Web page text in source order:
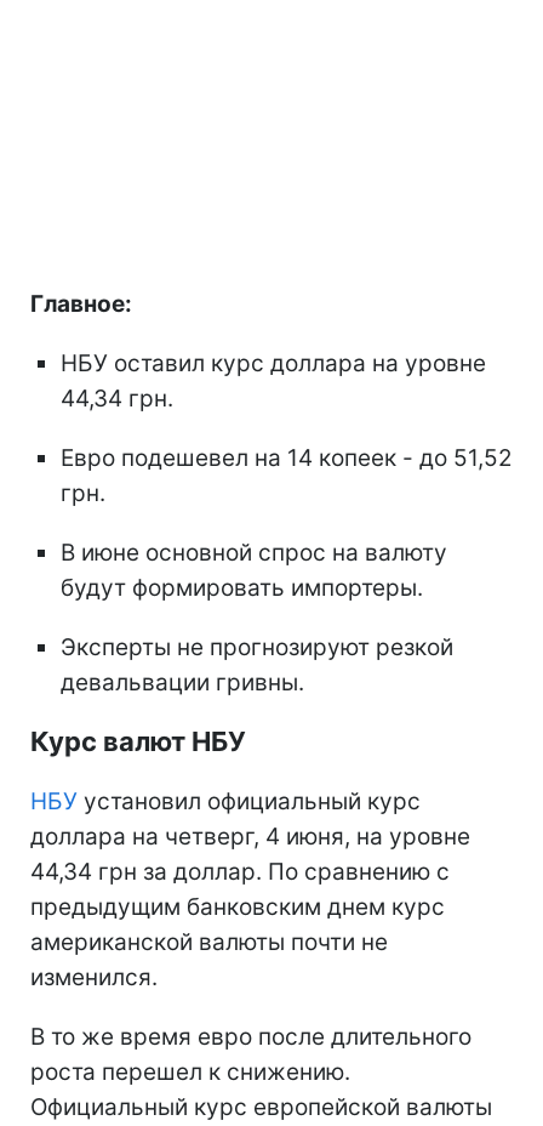
Главное:
НБУ оставил курс доллара на уровне
44,34 грн.
Евро подешевел на 14 копеек - до 51,52
грн.
В июне основной спрос на валюту
будут формировать импортеры.
Эксперты не прогнозируют резкой
девальвации гривны.
Курс валют НБУ
НБУ установил официальный курс
доллара на четверг, 4 июня, на уровне
44,34 грн за доллар. По сравнению с
предыдущим банковским днем курс
американской валюты почти не
изменился.
В то же время евро после длительного
роста перешел к снижению.
Официальный курс европейской валюты